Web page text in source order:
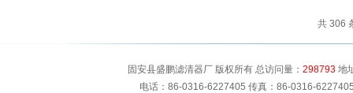
共 306
固安县盛鹏滤清器厂 版权所有 总访问量： 298793地
电话：86-0316-6227405 传真：86-0316-